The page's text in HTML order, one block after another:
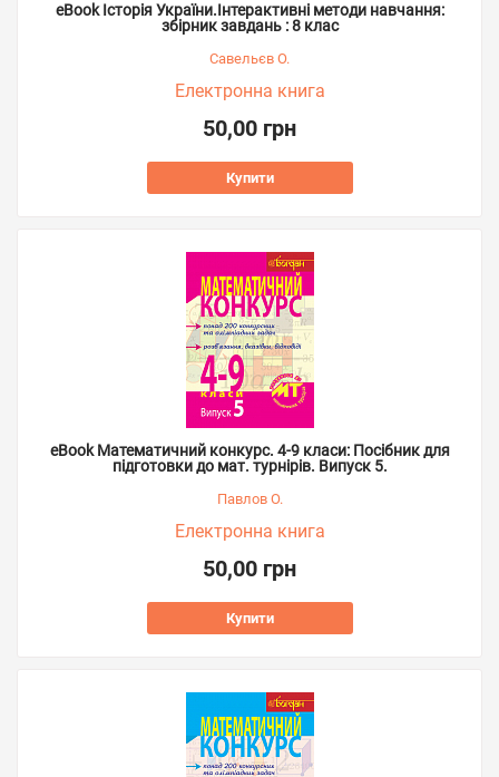
eBook Історія України.Інтерактивні методи навчання:
збірник завдань : 8 клас
Савельєв О.
Електронна книга
50,00 грн
Купити
eBook Математичний конкурс. 4-9 класи: Посібник для
підготовки до мат. турнірів. Випуск 5.
Павлов О.
Електронна книга
50,00 грн
Купити